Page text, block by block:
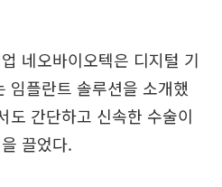
네오바이오텍은 디지털 기
임플란트 솔루션을 소개했
도 간단하고 신속한 수술이
끌었다.